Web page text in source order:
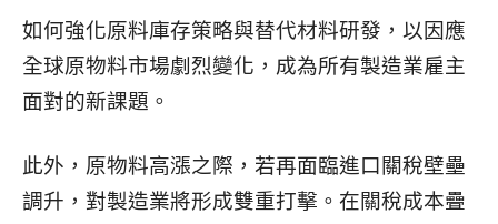
如何強化原料庫存策略與替代材料研發，以因應
全球原物料市場劇烈變化，成為所有製造業雇主
面對的新課題。
此外，原物料高漲之際，若再面臨進口關稅壁壘
調升，對製造業將形成雙重打擊。在關稅成本疊